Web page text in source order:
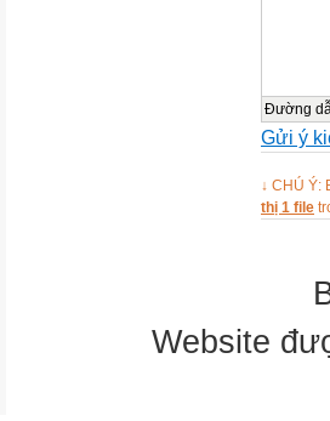
Dán
Dán
2 mắt:
Dán
Kết
HÁT
Đường
Gửi ý
↓ CHÚ Ý:
thị 1 file
Website